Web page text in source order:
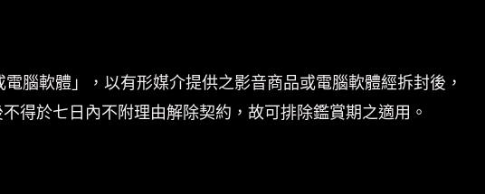
腦軟體」，以有形媒介提供之影音商品或電腦軟體經拆封後，
得於七日內不附理由解除契約，故可排除鑑賞期之適用。